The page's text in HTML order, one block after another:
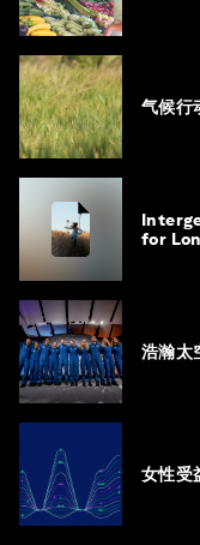
气候行
for
浩瀚太
女性受